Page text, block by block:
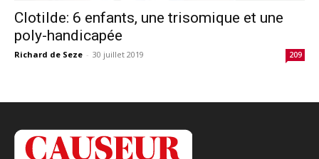
Clotilde: 6 enfants, une trisomique et une
poly-handicapée
Richard de Seze - 30 juillet 2019 209